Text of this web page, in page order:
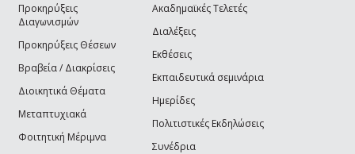
Προκηρύξεις
Διαγωνισμών
Προκηρύξεις Θέσεων
Βραβεία / Διακρίσεις
Διοικητικά Θέματα
Μεταπτυχιακά
Φοιτητική Μέριμνα
Ακαδημαϊκές Τελετές
Διαλέξεις
Εκθέσεις
Εκπαιδευτικά σεμινάρια
Ημερίδες
Πολιτιστικές Εκδηλώσεις
Συνέδρια